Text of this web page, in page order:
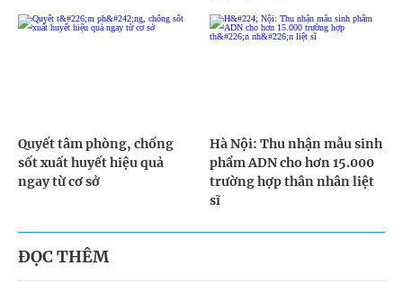
Quyết tâm phòng, chống
sốt xuất huyết hiệu quả
ngay từ cơ sở
Hà Nội: Thu nhận mẫu sinh
phẩm ADN cho hơn 15.000
trường hợp thân nhân liệt
sĩ
ĐỌC THÊM